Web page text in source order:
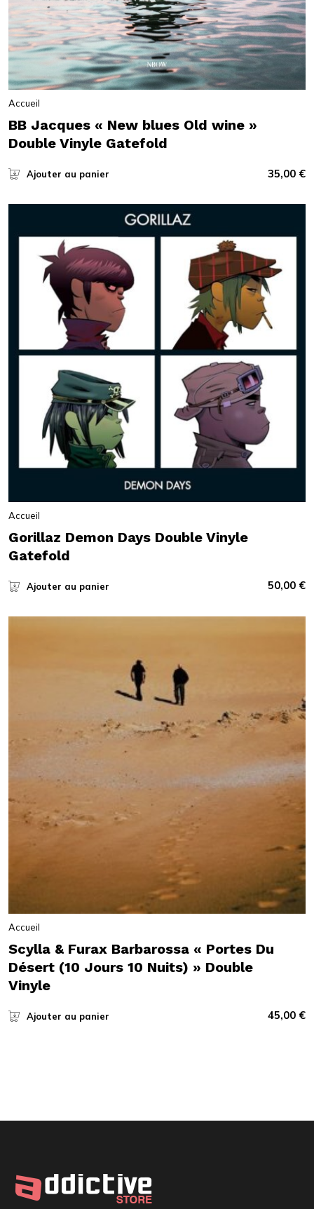
Accueil
BB Jacques « New blues Old wine »
Double Vinyle Gatefold
Ajouter au panier 35,00 €
Accueil
Gorillaz Demon Days Double Vinyle
Gatefold
Ajouter au panier 50,00 €
Accueil
Scylla & Furax Barbarossa « Portes Du
Désert (10 Jours 10 Nuits) » Double
Vinyle
Ajouter au panier 45,00 €